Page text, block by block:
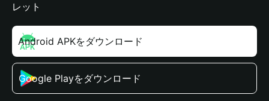
レット
Android APKをダウンロード
Google Playをダウンロード